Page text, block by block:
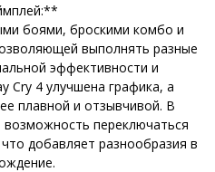
боями, броскими комбо и
выполнять разные
эффективности и
Cry 4 улучшена графика, а
плавной и отзывчивой. В
переключаться
добавляет разнообразия в